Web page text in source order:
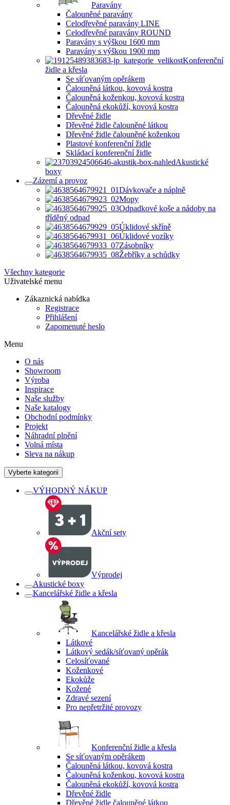
Paravány
Čalouněné paravány
Celodřevěné paravány LINE
Celodřevěné paravány ROUND
Paravány s výškou 1600 mm
Paravány s výškou 1900 mm
Konferenční
židle a křesla
Se síťovaným opěrákem
Čalouněná látkou, kovová kostra
Čalouněná koženkou, kovová kostra
Čalouněná ekokůží, kovová kostra
Dřevěné židle
Dřevěné židle čalouněné látkou
Dřevěné židle čalouněné koženkou
Plastové konferenční židle
Skládací konferenční židle
Akustické
boxy
Zázemí a provoz
Dávkovače a náplně
Mopy
Odpadkové koše a nádoby na
tříděný odpad
Úklidové skříně
Úklidové vozíky
Zásobníky
Žebříky a schůdky
Všechny kategorie
Uživatelské menu
Zákaznická nabídka
Registrace
Přihlášení
Zapomenuté heslo
Menu
O nás
Showroom
Výroba
Inspirace
Naše služby
Naše katalogy
Obchodní podmínky
Projekt
Náhradní plnění
Volná místa
Sleva na nákup
Vyberte kategorii
VÝHODNÝ NÁKUP
Akční sety
Výprodej
Akustické boxy
Kancelářské židle a křesla
Kancelářské židle a křesla
Látkové
Látkový sedák/síťovaný opěrák
Celosíťované
Koženkové
Ekokůže
Kožené
Zdravé sezení
Pro nepřetržité provozy
Konferenční židle a křesla
Se síťovaným opěrákem
Čalouněná látkou, kovová kostra
Čalouněná koženkou, kovová kostra
Čalouněná ekokůží, kovová kostra
Dřevěné židle
Dřevěné židle čalouněné látkou